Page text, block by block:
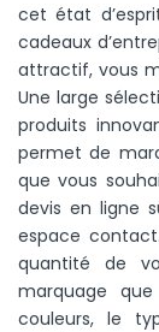
cet état
cadeaux
attractif, vous
Une large
produits
permet de
que vous
devis en ligne
espace
quantité de
marquage
couleurs, le